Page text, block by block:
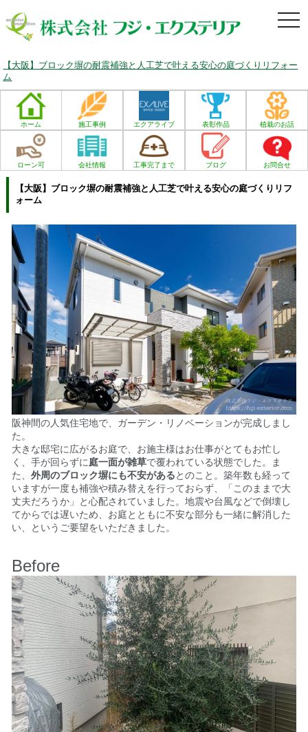
【大阪】ブロック塀の耐震補強と人工芝で叶える安心の庭づくりリフォー
ム
ホーム 施工事例 エクアライブ 表彰作品 植栽のお話
ローン可 会社情報 工事完了まで ブログ お問合せ
【大阪】ブロック塀の耐震補強と人工芝で叶える安心の庭づくりリフ
ォーム
阪神間の人気住宅地で、ガーデン・リノベーションが完成しまし
た。
大きな邸宅に広がるお庭で、お施主様はお仕事がとてもお忙し
く、手が回らずに庭一面が雑草で覆われている状態でした。
ま
た、外周のブロック塀にも不安があるとのこと。築年数も経って
いますが一度も補強や積み替えを行っておらず、「このままで大
丈夫だろうか」と心配されていました。地震や台風などで倒壊し
てからでは遅いため、お庭とともに不安な部分も一緒に解消した
い、というご要望をいただきました。
Before